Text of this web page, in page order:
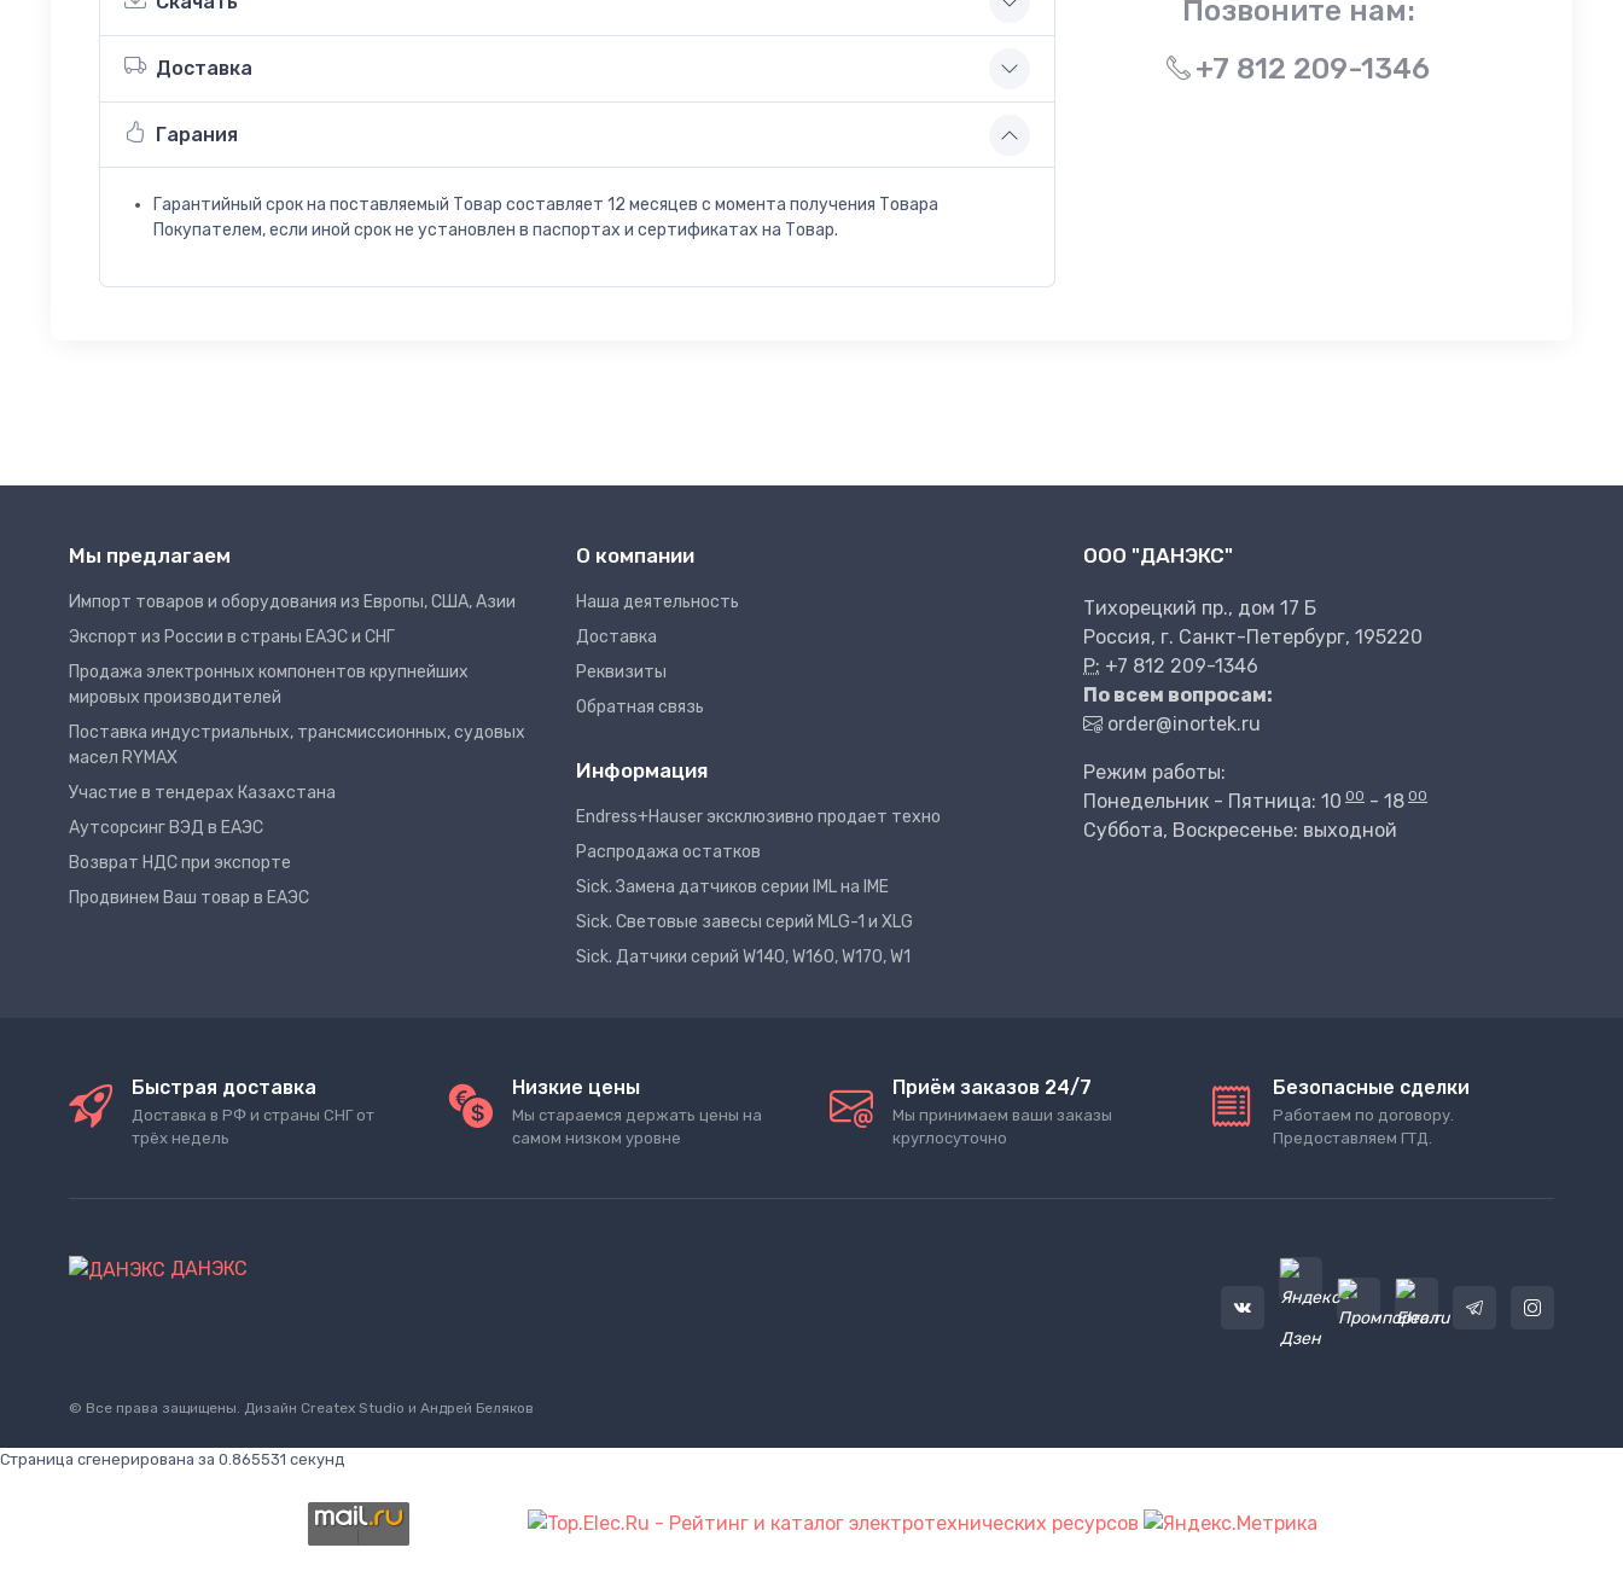
Доставка
Гарания
Гарантийный срок на поставляемый Товар составляет 12 месяцев с момента получения Товара
Покупателем, если иной срок не установлен в паспортах и сертификатах на Товар.
Позвоните нам:
+7 812 209-1346
Мы предлагаем
Импорт товаров и оборудования из Европы, США, Азии
Экспорт из России в страны ЕАЭС и СНГ
Продажа электронных компонентов крупнейших
мировых производителей
Поставка индустриальных, трансмиссионных, судовых
масел RYMAX
Участие в тендерах Казахстана
Аутсорсинг ВЭД в ЕАЭС
Возврат НДС при экспорте
Продвинем Ваш товар в ЕАЭС
О компании
Наша деятельность
Доставка
Реквизиты
Обратная связь
Информация
Endress+Hauser эксклюзивно продает техно
Распродажа остатков
Sick. Замена датчиков серии IML на IME
Sick. Световые завесы серий MLG-1 и XLG
Sick. Датчики серий W140, W160, W170, W1
ООО "ДАНЭКС"
Тихорецкий пр., дом 17 Б
Россия, г. Санкт-Петербург, 195220
P: +7 812 209-1346
По всем вопросам:
order@inortek.ru
Режим работы:
Понедельник - Пятница: 10 00 - 18 00
Суббота, Воскресенье: выходной
Быстрая доставка
Доставка в РФ и страны СНГ от
трёх недель
Низкие цены
Мы стараемся держать цены на
самом низком уровне
Приём заказов 24/7
Мы принимаем ваши заказы
круглосуточно
Безопасные сделки
Работаем по договору.
Предоставляем ГТД.
ДАНЭКС
© Все права защищены. Дизайн Createx Studio и Андрей Беляков
Страница сгенерирована за 0.865531 секунд